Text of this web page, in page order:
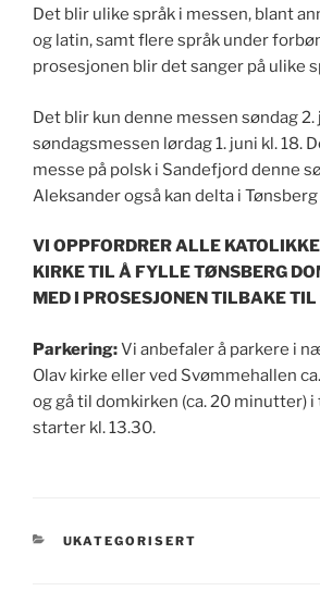
Det blir ulike språk i messen, blant
og latin, samt flere språk under
prosesjonen blir det sanger på ulike
Det blir kun denne messen søndag
søndagsmessen lørdag 1. juni kl. 18.
messe på polsk i Sandefjord denne
Aleksander også kan delta i Tønsberg
VI OPPFORDRER ALLE
KIRKE TIL Å FYLLE TØNSBERG
MED I PROSESJONEN TILBAKE
Parkering:Vi anbefaler å parkere i
Olav kirke eller ved Svømmehallen
og gå til domkirken (ca. 20 minutter)
starter kl. 13.30.
KATEGORIER
UKATEGORISERT